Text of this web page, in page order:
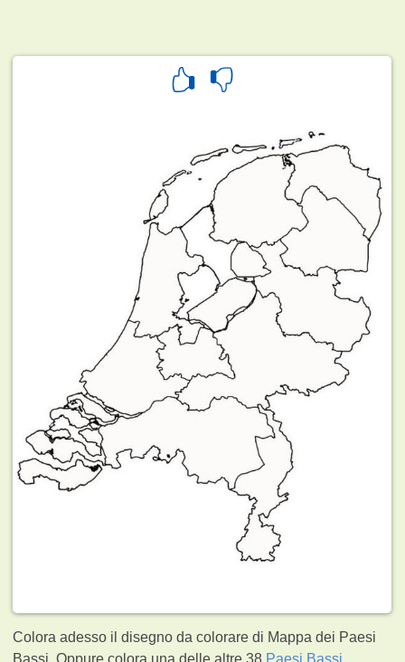
Colora adesso il disegno da colorare di Mappa dei Paesi
Bassi. Oppure colora una delle altre 38 Paesi Bassi